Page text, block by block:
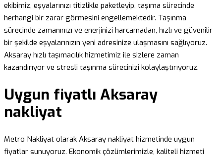
ekibimiz, eşyalarınızı titizlikle paketleyip, taşıma sürecinde
herhangi bir zarar görmesini engellemektedir. Taşınma
sürecinde zamanınızı ve enerjinizi harcamadan, hızlı ve güvenilir
bir şekilde eşyalarınızın yeni adresinize ulaşmasını sağlıyoruz.
Aksaray hızlı taşımacılık hizmetimiz ile sizlere zaman
kazandırıyor ve stresli taşınma sürecinizi kolaylaştırıyoruz.
Uygun fiyatlı Aksaray
nakliyat
Metro Nakliyat olarak Aksaray nakliyat hizmetinde uygun
fiyatlar sunuyoruz. Ekonomik çözümlerimizle, kaliteli hizmeti